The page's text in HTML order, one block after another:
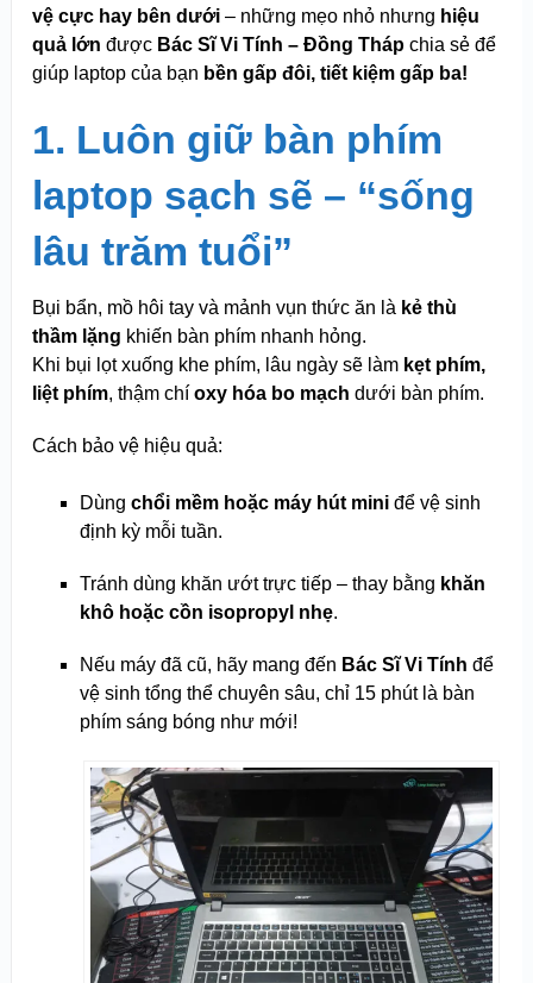
vệ cực hay bên dưới– những mẹo nhỏ nhưng hiệu
quả lớn được Bác Sĩ Vi Tính – Đồng Thápchia sẻ để
giúp laptop của bạn bền gấp đôi, tiết kiệm gấp ba!
1. Luôn giữ bàn phím
laptop sạch sẽ – “sống
lâu trăm tuổi”
Bụi bẩn, mồ hôi tay và mảnh vụn thức ăn là kẻ thù
thầm lặng khiến bàn phím nhanh hỏng.
Khi bụi lọt xuống khe phím, lâu ngày sẽ làm kẹt phím,
liệt phím, thậm chí oxy hóa bo mạch dưới bàn phím.
Cách bảo vệ hiệu quả:
Dùng chổi mềm hoặc máy hút miniđể vệ sinh
định kỳ mỗi tuần.
Tránh dùng khăn ướt trực tiếp – thay bằng khăn
khô hoặc cồn isopropyl nhẹ.
Nếu máy đã cũ, hãy mang đến Bác Sĩ Vi Tính để
vệ sinh tổng thể chuyên sâu, chỉ 15 phút là bàn
phím sáng bóng như mới!